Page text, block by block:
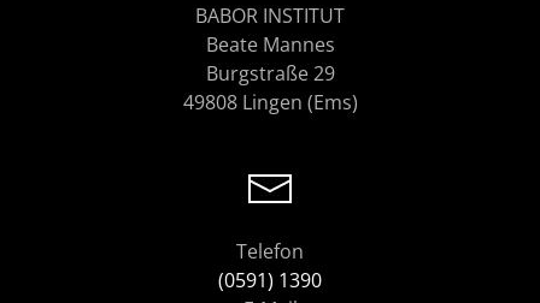
BABOR INSTITUT
Beate Mannes
Burgstraße 29
49808 Lingen (Ems)
Telefon
(0591) 1390